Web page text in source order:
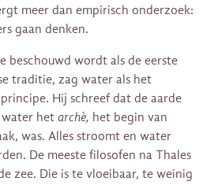
meer dan empirisch onderzoek:
gaan denken.
beschouwd wordt als de eerste
traditie, zag water als het
Hij schreef dat de aarde
het archè, het begin van
was. Alles stroomt en water
De meeste filosofen na Thales
zee. Die is te vloeibaar, te weinig